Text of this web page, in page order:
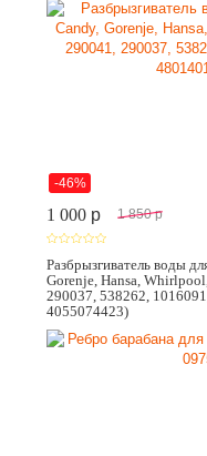
-46%
1 000 p 1 850 p
Разбрызгиватель воды
Gorenje, Hansa,
290037, 538262,
4055074423)